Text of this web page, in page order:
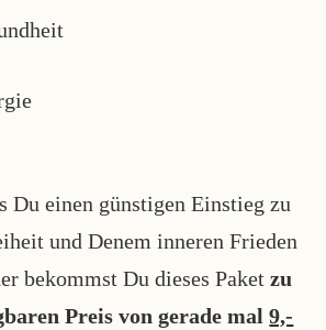
Du einen günstigen Einstieg zu
und Denem inneren Frieden
bekommst Du dieses Paketzu
Preis von gerade mal9,-